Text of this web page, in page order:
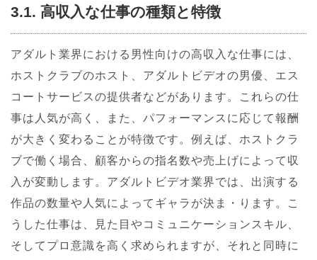
3.1. 高収入な仕事の種類と特徴
アダルト業界における男性向けの高収入な仕事には、
ホストクラブのホスト、アダルトビデオの男優、エス
コートサービスの提供者などがあります。これらの仕
事は人気が高く、また、パフォーマンスに応じて報酬
が大きく変わることが特徴です。例えば、ホストクラ
ブで働く場合、顧客からの指名数や売上げによって収
入が変動します。アダルトビデオ業界では、出演する
作品の数量や人気によってギャラが決ま・ります。こ
うした仕事は、見た目やコミュニケーションスキル、
そしてプロ意識を高く求められますが、それと同時に